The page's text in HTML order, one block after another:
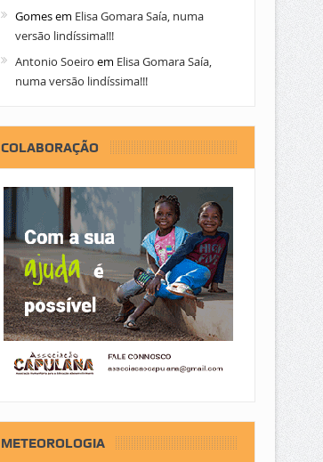
Gomesem Elisa Gomara Saía, numa
versão lindíssima!!!
Antonio Soeiro em Elisa Gomara Saía,
numa versão lindíssima!!!
COLABORAÇÃO
METEOROLOGIA